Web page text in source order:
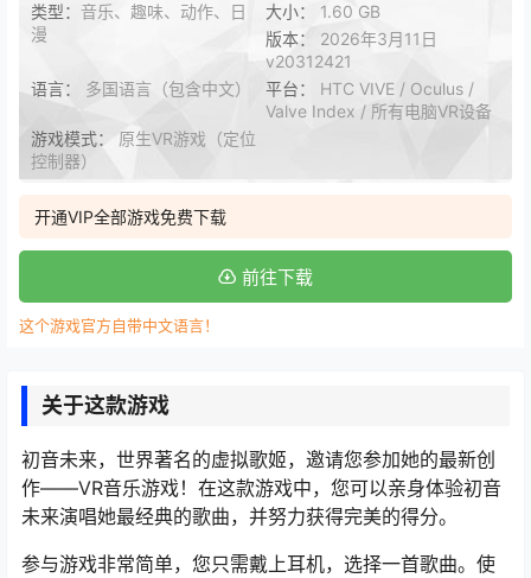
类型： 音乐、趣味、动作、日
漫
大小： 1.60 GB
版本： 2026年3月11日
v20312421
语言： 多国语言（包含中文） 平台： HTC VIVE / Oculus /
Valve Index / 所有电脑VR设备
游戏模式： 原生VR游戏（定位
控制器）
开通VIP全部游戏免费下载
前往下载
这个游戏官方自带中文语言！
关于这款游戏
初音未来，世界著名的虚拟歌姬，邀请您参加她的最新创
作——VR音乐游戏！在这款游戏中，您可以亲身体验初音
未来演唱她最经典的歌曲，并努力获得完美的得分。
参与游戏非常简单，您只需戴上耳机，选择一首歌曲。使